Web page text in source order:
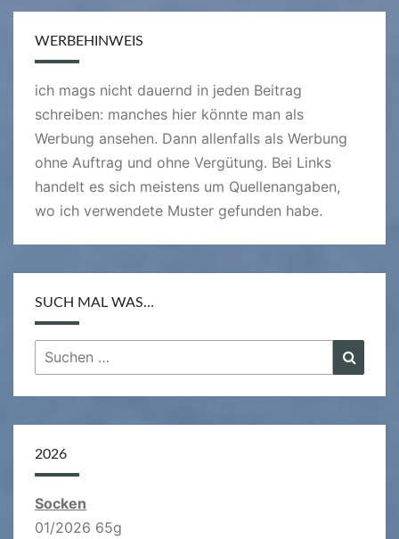
WERBEHINWEIS
ich mags nicht dauernd in jeden Beitrag
schreiben: manches hier könnte man als
Werbung ansehen. Dann allenfalls als Werbung
ohne Auftrag und ohne Vergütung. Bei Links
handelt es sich meistens um Quellenangaben,
wo ich verwendete Muster gefunden habe.
SUCH MAL WAS…
Suchen
nach:
2026
Socken
01/2026 65g